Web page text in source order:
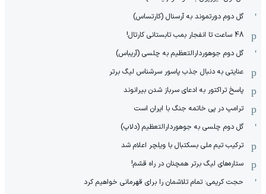
گل دوم دورتموند به آرسنال (کارتساس)
48 ساعت تا انفجار بمب تابستانی کارتال!
گل دوم جوهوردارالتعظیم به چلسی (آریباس)
عنایتی به دنبال جذب پاسور سرشناس لیگ برتر
پاسخ تراکتور به ادعای سرباز شدن بیرانوند
ترامپ در پی خاتمه جنگ با ایران است
گل دوم چلسی به جوهوردارالتعظیم (دلاپ)
ترکیب تیم ملی بسکتبال با ویلچر اعلام شد
ستاره‌های لیگ برتر همچنان در راه قشم!
حجت کریمی: تمام تلاشمان را برای قهرمانی خواهیم کرد